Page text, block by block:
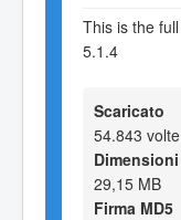
This is the
5.1.4
Scaricato
54.843 volte
29,15 MB
Firma MD5